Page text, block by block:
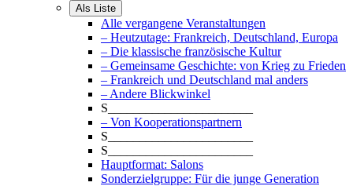
Als Liste
Alle vergangene Veranstaltungen
– Heutzutage: Frankreich, Deutschland, Europa
– Die klassische französische Kultur
– Gemeinsame Geschichte: von Krieg zu Frieden
– Frankreich und Deutschland mal anders
– Andere Blickwinkel
S_______________________
– Von Kooperationspartnern
S_______________________
S_______________________
Hauptformat: Salons
Sonderzielgruppe: Für die junge Generation